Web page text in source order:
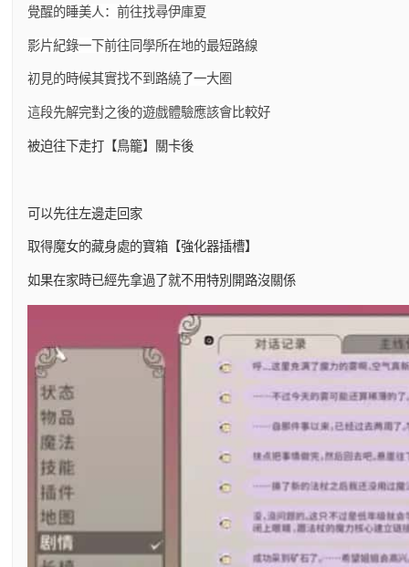
覺醒的睡美人：前往找尋伊庫夏
影片紀錄一下前往同學所在地的最短路線
初見的時候其實找不到路繞了一大圈
這段先解完對之後的遊戲體驗應該會比較好
被迫往下走打【鳥籠】關卡後
可以先往左邊走回家
取得魔女的藏身處的寶箱【強化器插槽】
如果在家時已經先拿過了就不用特別開路沒關係